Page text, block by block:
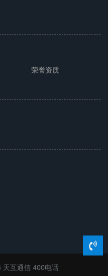
荣誉资质
互通信 400电话